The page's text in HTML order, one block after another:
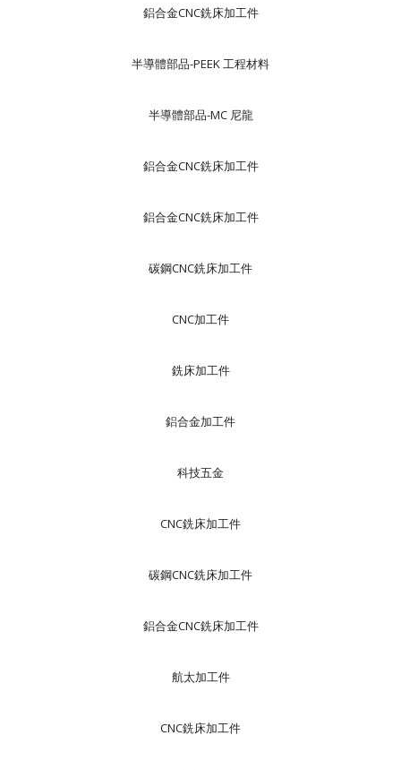
鋁合金CNC銑床加工件
半導體部品-PEEK 工程材料
半導體部品-MC 尼龍
鋁合金CNC銑床加工件
鋁合金CNC銑床加工件
碳鋼CNC銑床加工件
CNC加工件
銑床加工件
鋁合金加工件
科技五金
CNC銑床加工件
碳鋼CNC銑床加工件
鋁合金CNC銑床加工件
航太加工件
CNC銑床加工件